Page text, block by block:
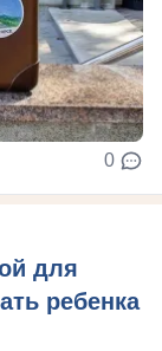
0
для
ребенка